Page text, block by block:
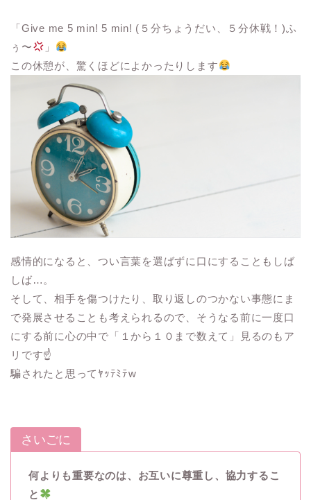
「Give me 5 min! 5 min! (５分ちょうだい、５分休戦！)ふ
ぅ〜
」
この休憩が、驚くほどによかったりします
感情的になると、つい言葉を選ばずに口にすることもしば
しば…。
そして、相手を傷つけたり、取り返しのつかない事態にま
で発展させることも考えられるので、そうなる前に一度口
にする前に心の中で「１から１０まで数えて」見るのもア
リです☝️
騙されたと思ってﾔｯﾃﾐﾃw
さいごに
何よりも重要なのは、お互いに尊重し、協力するこ
と